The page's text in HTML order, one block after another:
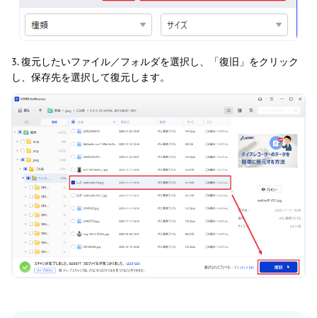
3. 復元したいファイル／フォルダを選択し、「復旧」をクリック
し、保存先を選択して復元します。